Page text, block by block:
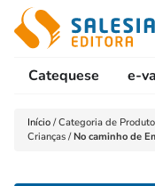
Catequese e-
Início /Categoria de Produto
Crianças /No caminho de